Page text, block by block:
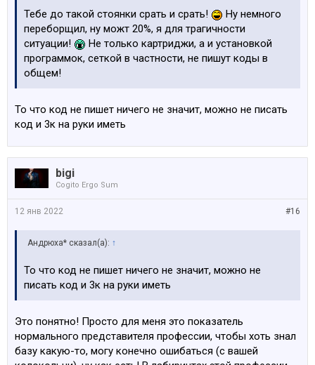
Тебе до такой стоянки срать и срать!
Ну немного
переборщил, ну можт 20%, я для трагичности
ситуации!
Не только картриджи, а и установкой
программок, сеткой в частности, не пишут коды в
общем!
То что код не пишет ничего не значит, можно не писать
код и 3к на руки иметь
bigi
Cogito Ergo Sum
#16
12 янв 2022
Андрюха* сказал(а): ↑
То что код не пишет ничего не значит, можно не
писать код и 3к на руки иметь
Это понятно! Просто для меня это показатель
нормального представителя профессии, чтобы хоть знал
базу какую-то, могу конечно ошибаться (с вашей